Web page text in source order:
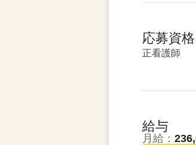
応募資格
正看護師
給与
月給：